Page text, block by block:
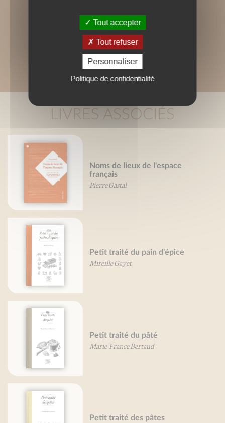
LIVRES ASSOCIÉS
Noms de lieux de l'espace
français
Pierre Gastal
Petit traité du pain d'épice
Mireille Gayet
Petit traité du pâté
Marie-France Bertaud
Petit traité des pâtes
Tout accepter
Tout refuser
Personnaliser
Politique de confidentialité